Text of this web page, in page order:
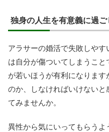
独身の人生を有意義に過ご
アラサーの婚活で失敗しや
は自分が傷ついてしまうこ
が若いほうが有利になりま
のか、しなければいけない
てみませんか。
異性から気にいってもらう